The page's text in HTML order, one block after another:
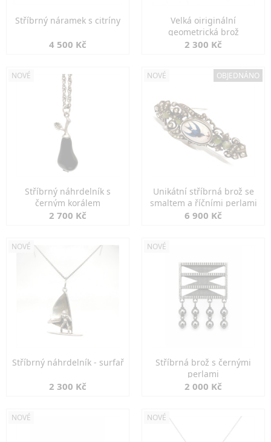
Stříbrný náramek s citríny
4 500 Kč
Velká oiriginální
geometrická brož
2 300 Kč
NOVÉ
Stříbrný náhrdelník s
černým korálem
2 700 Kč
NOVÉ OBJEDNÁNO
Unikátní stříbrná brož se
smaltem a říčními perlami
6 900 Kč
NOVÉ
Stříbrný náhrdelník - surfař
2 300 Kč
NOVÉ
Stříbrná brož s černými
perlami
2 000 Kč
NOVÉ NOVÉ